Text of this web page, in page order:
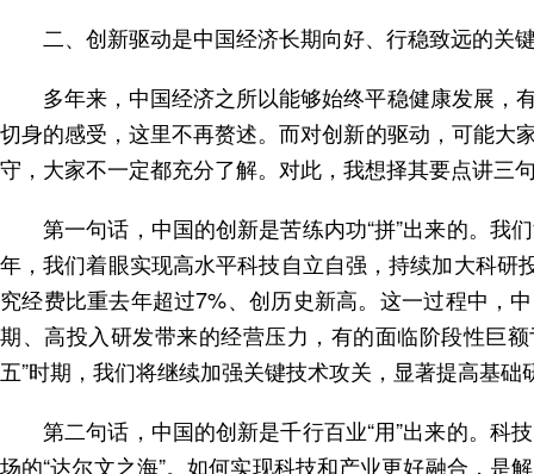
二、创新驱动是中国经济长期向好、行稳致远的关
多年来，中国经济之所以能够始终平稳健康发展，
切身的感受，这里不再赘述。而对创新的驱动，可能大
守，大家不一定都充分了解。对此，我想择其要点讲三
第一句话，中国的创新是苦练内功“拼”出来的。
年，我们着眼实现高水平科技自立自强，持续加大科研
究经费比重去年超过7%、创历史新高。这一过程中，
期、高投入研发带来的经营压力，有的面临阶段性巨
五”时期，我们将继续加强关键技术攻关，显著提高基
第二句话，中国的创新是千行百业“用”出来的。
场的“达尔文之海”。如何实现科技和产业更好融合，